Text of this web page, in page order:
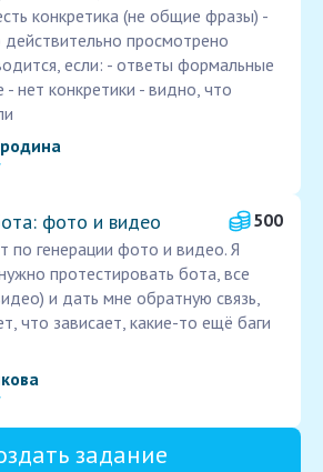
конкретика (не общие фразы) -
просмотрено
если: - ответы формальные
нет конкретики - видно, что
фото и видео
500
по генерации фото и видео. Я
протестировать бота, все
и дать мне обратную связь,
что зависает, какие-то ещё баги
задание